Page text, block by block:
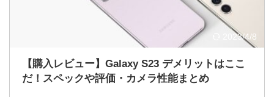
2023/4/8
【購入レビュー】Galaxy S23 デメリットはここ
だ！スペックや評価・カメラ性能まとめ